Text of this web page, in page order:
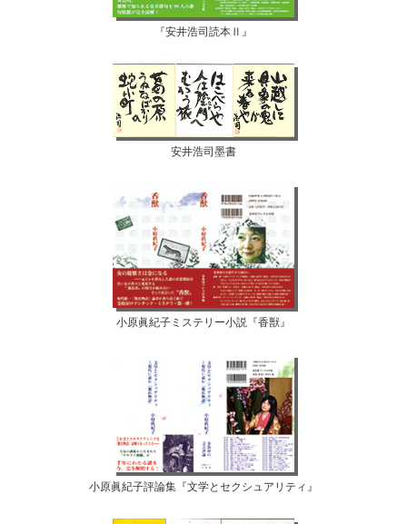
『安井浩司読本Ⅱ』
安井浩司墨書
小原眞紀子ミステリー小説『香獣』
小原眞紀子評論集『文学とセクシュアリティ』